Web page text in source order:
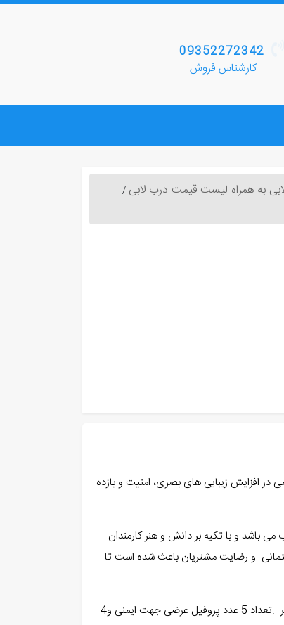
09352272342
کارشناس فروش
به همراه لیست قیمت درب لابی
افزایش زیبایی های بصری، امنیت و بازده
و با تکیه بر دانش و هنر کارمندان
و رضایت مشتریان باعث شده است تا
ورق لنگه و چهار چوب درب ضد سرقت با ضخامت 1.5میلی متر،با کفی 18. .ورق داخلی لنگه به صورت کاملا سرتاسری،با ضخامت ۰.۶میلی متر .تعداد 5 عدد پروفیل عرضی جهت ایمنی و4